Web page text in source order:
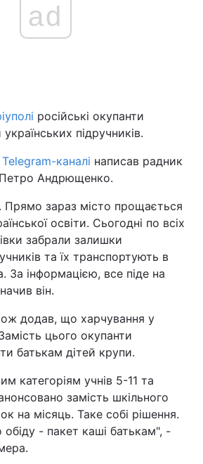
ad
російські окупанти
підручників.
Telegram-каналі написав радник
Андрющенко.
Прямо зараз місто прощається
освіти. Сьогодні по всіх
забрали залишки
та їх транспортують в
За інформацією, все піде на
він.
додав, що харчування у
цього окупанти
батькам дітей крупи.
категоріям учнів 5-11 та
замість шкільного
на місяць. Таке собі рішення.
обіду - пакет каші батькам", -